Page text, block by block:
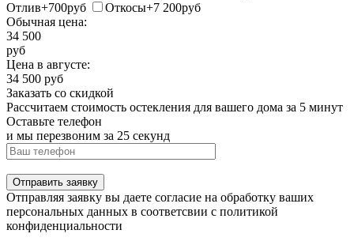
Отлив+700руб Откосы+7 200руб
Обычная цена:
34 500
руб
Цена в августе:
34 500 руб
Заказать со скидкой
Рассчитаем стоимость остекления для вашего дома за 5 минут
Оставьте телефон
и мы перезвоним за 25 секунд
Отправить заявку
Отправляя заявку вы даете согласие на обработку ваших
персональных данных в соответсвии с политикой
конфиденциальности